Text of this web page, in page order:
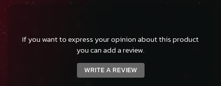
If you want to express your opinion about this product
you can add a review.
WRITE A REVIEW